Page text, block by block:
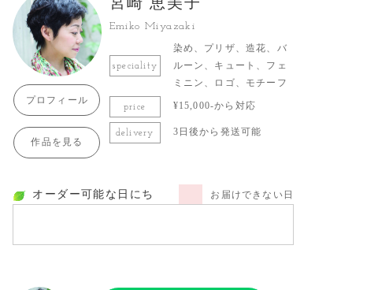
プロフィール
作品を見る
Emiko Miyazaki
speciality
染め、プリザ、造花、バ
ルーン、キュート、フェ
ミニン、ロゴ、モチーフ
price ¥15,000-から対応
delivery 3日後から発送可能
オーダー可能な日にち お届けできない日